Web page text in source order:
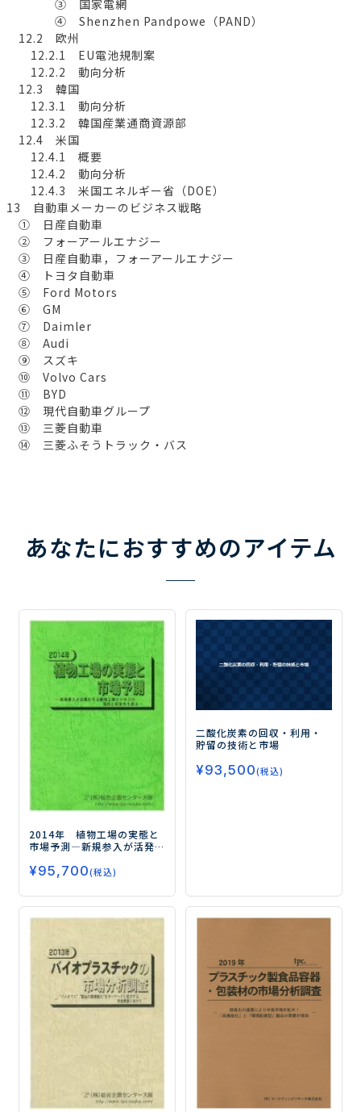
③ 国家電網
④ Shenzhen Pandpowe（PAND）
12.2 欧州
12.2.1 EU電池規制案
12.2.2 動向分析
12.3 韓国
12.3.1 動向分析
12.3.2 韓国産業通商資源部
12.4 米国
12.4.1 概要
12.4.2 動向分析
12.4.3 米国エネルギー省（DOE）
13 自動車メーカーのビジネス戦略
① 日産自動車
② フォーアールエナジー
③ 日産自動車，フォーアールエナジー
④ トヨタ自動車
⑤ Ford Motors
⑥ GM
⑦ Daimler
⑧ Audi
⑨ スズキ
⑩ Volvo Cars
⑪ BYD
⑫ 現代自動車グループ
⑬ 三菱自動車
⑭ 三菱ふそうトラック・バス
あなたにおすすめのアイテム
2014年 植物工場の実態と
市場予測―新規参入が活発
現状と将来性を探る―
¥95,700(税込)
二酸化炭素の回収・利用・
貯留の技術と市場
¥93,500(税込)